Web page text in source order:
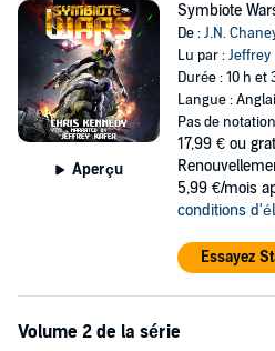
They are symbiotes—capable of
strength, agility, and stamina. The
host is difficult, until the symbiotes
Now mankind finds itself in the
two symbiote factions—those who
who would subjugate us into slavery.
©2024 Variant Publications (P)2024
Aperçu
Symbiote
De :J.N.
Lu par :Jeffrey
Durée : 10 h et
Langue :
Pas de
17,99 € ou
5,99 €/mois
conditions
Essayez
Volume 2 de la série